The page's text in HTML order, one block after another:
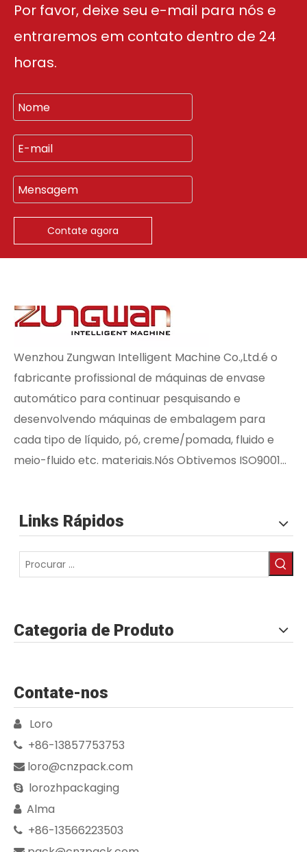
Por favor, deixe seu e-mail para nós e
entraremos em contato dentro de 24
horas.
Contate agora
Wenzhou Zungwan Intelligent Machine Co.,Ltd.é o
fabricante profissional de máquinas de envase
automático para continuar pesquisando e
desenvolvendo máquinas de embalagem para
cada tipo de líquido, pó, creme/pomada, fluido e
meio-fluido etc. materiais.Nós Obtivemos ISO9001...
Links Rápidos
Categoria de Produto
Contate-nos
 Loro
 +86-13857753753
 loro@cnzpack.com
 lorozhpackaging
 Alma
 +86-13566223503